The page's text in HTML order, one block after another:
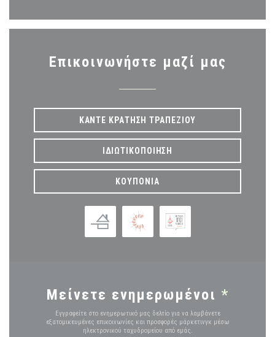
Επικοινωνήστε μαζί μας
ΚΆΝΤΕ ΚΡΆΤΗΣΗ ΤΡΑΠΕΖΙΟΎ
ΙΔΙΩΤΙΚΟΠΟΊΗΣΗ
ΚΟΥΠΌΝΙΑ
Μείνετε ενημερωμένοι *
Εγγραφείτε στο ενημερωτικό μας δελτίο για να λαμβάνετε
εξατομικευμένες επικοινωνίες και προσφορές μάρκετινγκ μέσω
ηλεκτρονικού ταχυδρομείου από εμάς.